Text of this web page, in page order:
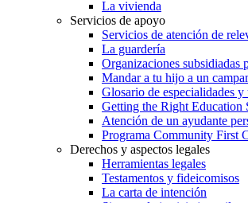
La vivienda
Servicios de apoyo
Servicios de atención de
La guardería
Organizaciones subsidiadas
Mandar a tu hijo a un
Glosario de especialidades y
Getting the Right Education
Atención de un ayudante
Programa Community First
Derechos y aspectos legales
Herramientas legales
Testamentos y fideicomisos
La carta de intención